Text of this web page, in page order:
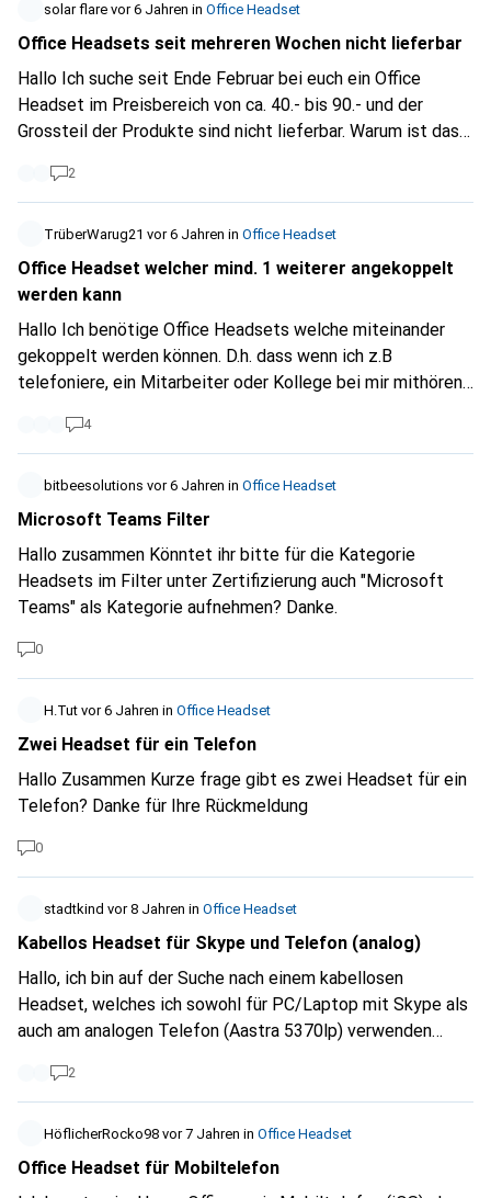
solar flare vor 6 Jahren in Office Headset
Office Headsets seit mehreren Wochen nicht lieferbar
Hallo Ich suche seit Ende Februar bei euch ein Office
Headset im Preisbereich von ca. 40.- bis 90.- und der
Grossteil der Produkte sind nicht lieferbar. Warum ist das
Rückmeldung.
2
TrüberWarug21 vor 6 Jahren in Office Headset
Office Headset welcher mind. 1 weiterer angekoppelt
werden kann
Hallo Ich benötige Office Headsets welche miteinander
gekoppelt werden können. D.h. dass wenn ich z.B
telefoniere, ein Mitarbeiter oder Kollege bei mir mithören
Empfehlungen? (Kabellos)
4
bitbeesolutions vor 6 Jahren in Office Headset
Microsoft Teams Filter
Hallo zusammen Könntet ihr bitte für die Kategorie
Headsets im Filter unter Zertifizierung auch "Microsoft
Teams" als Kategorie aufnehmen? Danke.
0
H.Tut vor 6 Jahren in Office Headset
Zwei Headset für ein Telefon
Hallo Zusammen Kurze frage gibt es zwei Headset für ein
Telefon? Danke für Ihre Rückmeldung
0
stadtkind vor 8 Jahren in Office Headset
Kabellos Headset für Skype und Telefon (analog)
Hallo, ich bin auf der Suche nach einem kabellosen
Headset, welches ich sowohl für PC/Laptop mit Skype als
auch am analogen Telefon (Aastra 5370lp) verwenden
2
HöflicherRocko98 vor 7 Jahren in Office Headset
Office Headset für Mobiltelefon